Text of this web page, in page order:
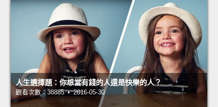
人生選擇題：你想當有錢的人還是快樂的人？
觀看次數：38885 • 2016-05-30